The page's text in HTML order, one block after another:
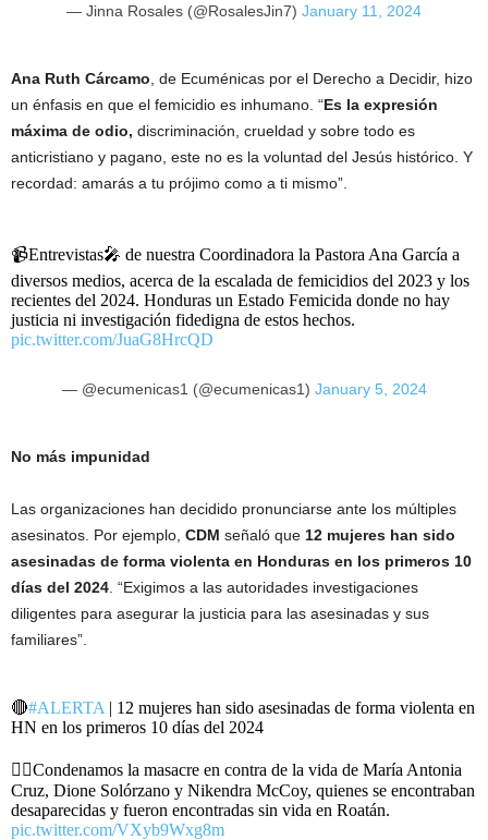
— Jinna Rosales (@RosalesJin7) January 11, 2024
Ana Ruth Cárcamo , de Ecuménicas por el Derecho a Decidir, hizo
un énfasis en que el femicidio es inhumano. “Es la expresión
máxima de odio, discriminación, crueldad y sobre todo es
anticristiano y pagano, este no es la voluntad del Jesús histórico. Y
recordad: amarás a tu prójimo como a ti mismo”.
📹Entrevistas🎤 de nuestra Coordinadora la Pastora Ana García a
diversos medios, acerca de la escalada de femicidios del 2023 y los
recientes del 2024. Honduras un Estado Femicida donde no hay
justicia ni investigación fidedigna de estos hechos.
pic.twitter.com/JuaG8HrcQD
— @ecumenicas1 (@ecumenicas1) January 5, 2024
No más impunidad
Las organizaciones han decidido pronunciarse ante los múltiples
asesinatos. Por ejemplo, CDM señaló que 12 mujeres han sido
asesinadas de forma violenta en Honduras en los primeros 10
días del 2024 . “Exigimos a las autoridades investigaciones
diligentes para asegurar la justicia para las asesinadas y sus
familiares”.
🔴#ALERTA | 12 mujeres han sido asesinadas de forma violenta en
HN en los primeros 10 días del 2024
👉🏼Condenamos la masacre en contra de la vida de María Antonia
Cruz, Dione Solórzano y Nikendra McCoy, quienes se encontraban
desaparecidas y fueron encontradas sin vida en Roatán.
pic.twitter.com/VXyb9Wxg8m